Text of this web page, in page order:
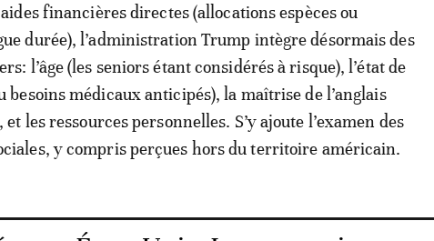
financières directes (allocations espèces ou
durée), l’administration Trump intègre désormais des
l’âge (les seniors étant considérés à risque), l’état de
besoins médicaux anticipés), la maîtrise de l’anglais
les ressources personnelles. S’y ajoute l’examen des
y compris perçues hors du territoire américain.